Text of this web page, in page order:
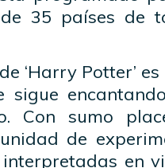
35 países de
‘Harry Potter’
sigue
Con sumo
de
en